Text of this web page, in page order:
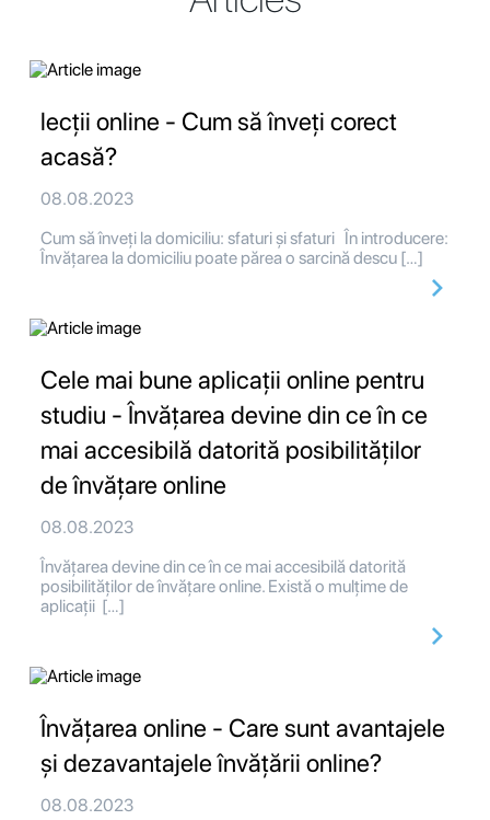
lecții online - Cum să înveți corect
acasă?
08.08.2023
Cum să înveți la domiciliu: sfaturi și sfaturi În introducere:
Învățarea la domiciliu poate părea o sarcină descu […]
Cele mai bune aplicații online pentru
studiu - Învățarea devine din ce în ce
mai accesibilă datorită posibilităților
de învățare online
08.08.2023
Învățarea devine din ce în ce mai accesibilă datorită
posibilităților de învățare online. Există o mulțime de
aplicații […]
Învățarea online - Care sunt avantajele
și dezavantajele învățării online?
08.08.2023